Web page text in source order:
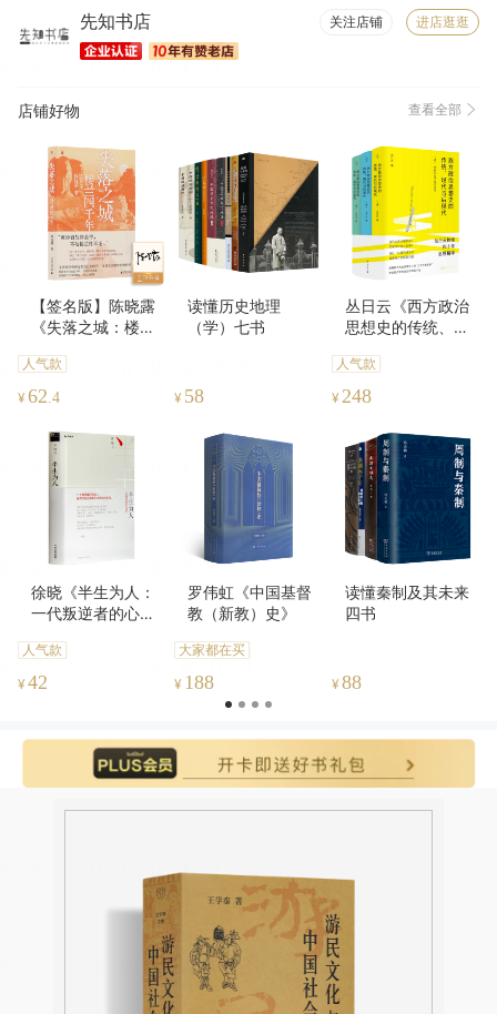
大小合适(168) 必备书籍(154) 优美详细(120) 图文清晰(103)
物流很快(96) 高端大气(95)
精美雅致(16) 认真负责(16) 性价比高(12) 清晰度高(9)
方便实用(7) 很舒服(6)
先知书店 关注店铺 进店逛逛
店铺好物 查看全部
【签名版】陈晓露
《失落之城：楼兰
人气款
¥ 62.4
读懂历史地理
（学）七书
¥ 58
丛日云《西方政治
思想史的传统、现
三册）
人气款
¥ 248
徐晓《半生为人：
一代叛逆者的心灵
人气款
¥ 42
罗伟虹《中国基督
教（新教）史》
大家都在买
¥ 188
读懂秦制及其未来
四书
¥ 88